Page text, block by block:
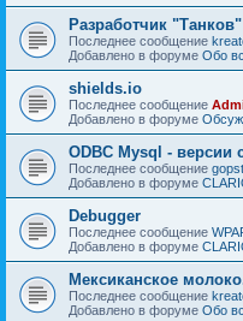
Разработчик
Последнее сообщение
Добавлено в форуме Обо
shields.io
Последнее сообщение
Добавлено в форуме
ODBC Mysql - версии
Последнее сообщение
Добавлено в форуме
Debugger
Последнее сообщение
Добавлено в форуме
Мексиканское
Последнее сообщение
Добавлено в форуме Обо